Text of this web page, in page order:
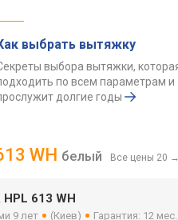
выбрать вытяжку
выбора вытяжки,
по всем параметрам и
долгие годы
WH белый Все цены 20 →
613 WH
9 лет (Киев)
Гарантия: 12